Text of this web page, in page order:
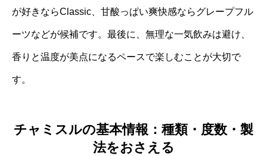
が好きならClassic、甘酸っぱい爽快感ならグレープフル
ーツなどが候補です。最後に、無理な一気飲みは避け、
香りと温度が美点になるペースで楽しむことが大切で
す。
チャミスルの基本情報：種類・度数・製
法をおさえる